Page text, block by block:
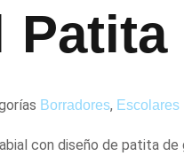
Borradores, Escolares
con diseño de patita